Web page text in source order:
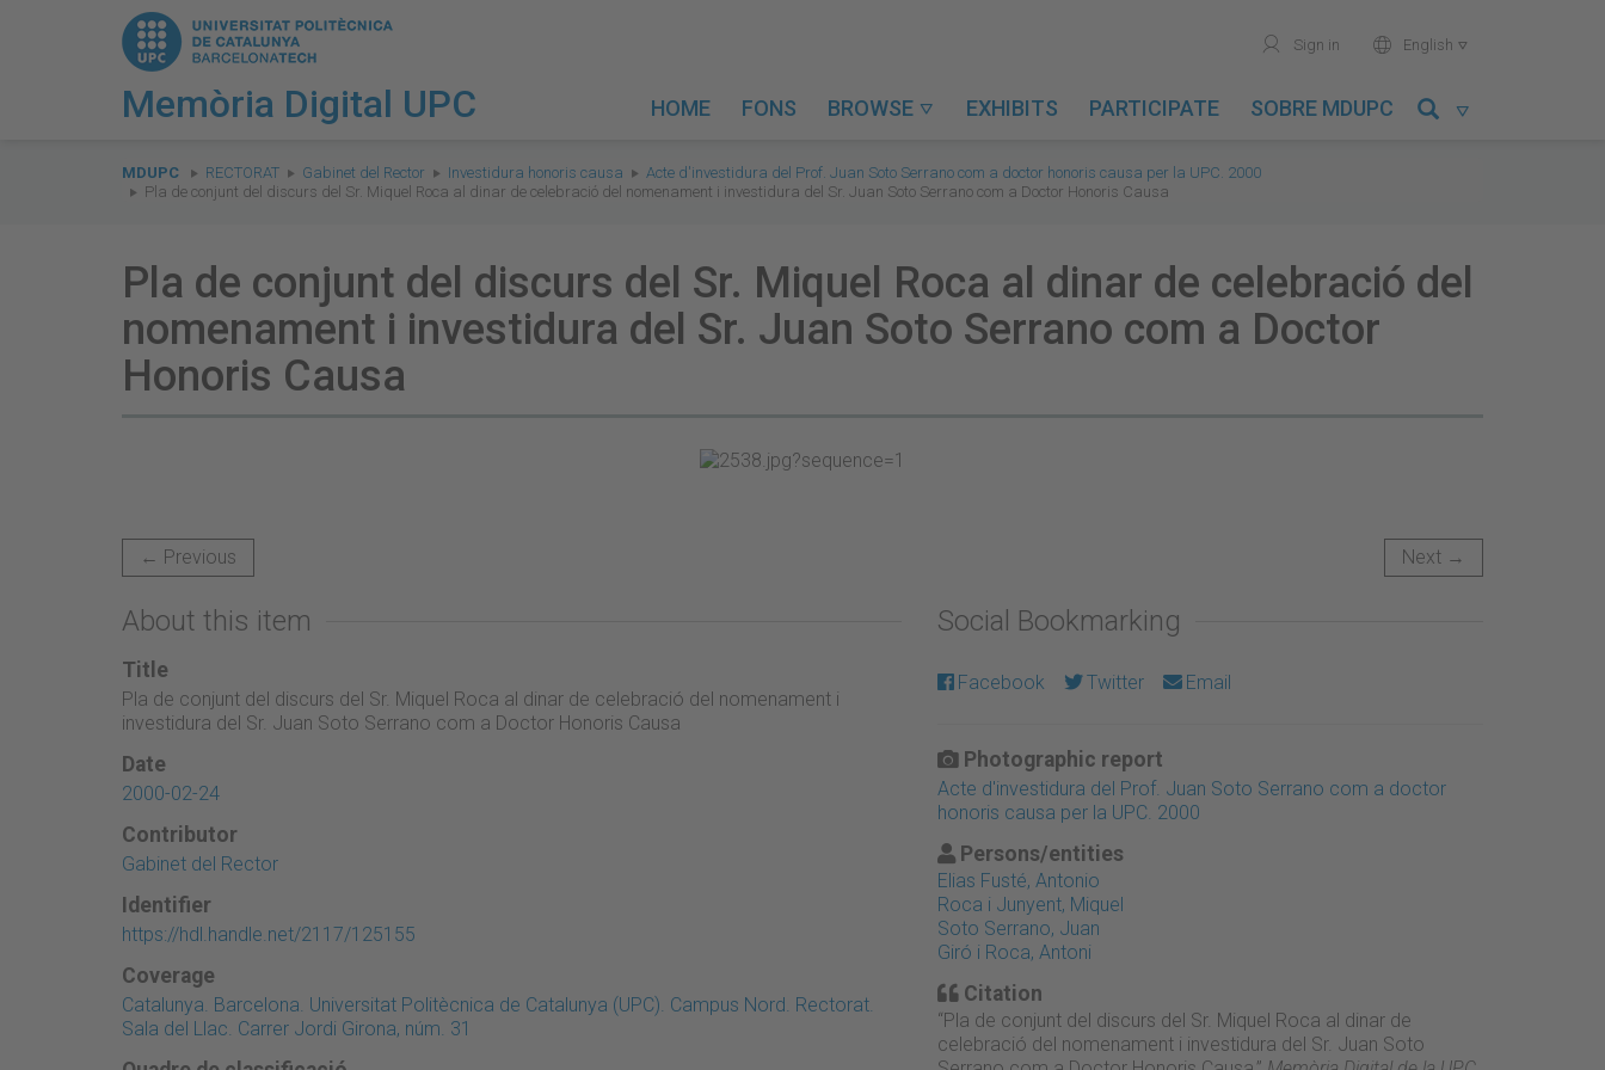
Memòria Digital UPC
user Sign in world English 
HOME FONS BROWSE  EXHIBITS PARTICIPATE SOBRE MDUPC 
are
here:
MDUPC RECTORAT Gabinet del Rector Investidura honoris causa
Acte d'investidura del Prof. Juan Soto Serrano com a doctor honoris causa per la UPC. 2000
Pla de conjunt del discurs del Sr. Miquel Roca al dinar de celebració del nomenament i investidura del Sr. Juan Soto Serrano com a Doctor Honoris Causa
Pla de conjunt del discurs del Sr. Miquel Roca al dinar de celebració del
nomenament i investidura del Sr. Juan Soto Serrano com a Doctor
Honoris Causa
← Previous Next →
About this item
Title
Pla de conjunt del discurs del Sr. Miquel Roca al dinar de celebració del nomenament i
investidura del Sr. Juan Soto Serrano com a Doctor Honoris Causa
Date
2000-02-24
Contributor
Gabinet del Rector
Identifier
https://hdl.handle.net/2117/125155
Coverage
Catalunya. Barcelona. Universitat Politècnica de Catalunya (UPC). Campus Nord. Rectorat.
Sala del Llac. Carrer Jordi Girona, núm. 31
Social Bookmarking
Facebook Twitter Email
Photographic report
Acte d'investidura del Prof. Juan Soto Serrano com a doctor
honoris causa per la UPC. 2000
Persons/entities
Elias Fusté, Antonio
Roca i Junyent, Miquel
Soto Serrano, Juan
Giró i Roca, Antoni
Citation
“Pla de conjunt del discurs del Sr. Miquel Roca al dinar de
celebració del nomenament i investidura del Sr. Juan Soto